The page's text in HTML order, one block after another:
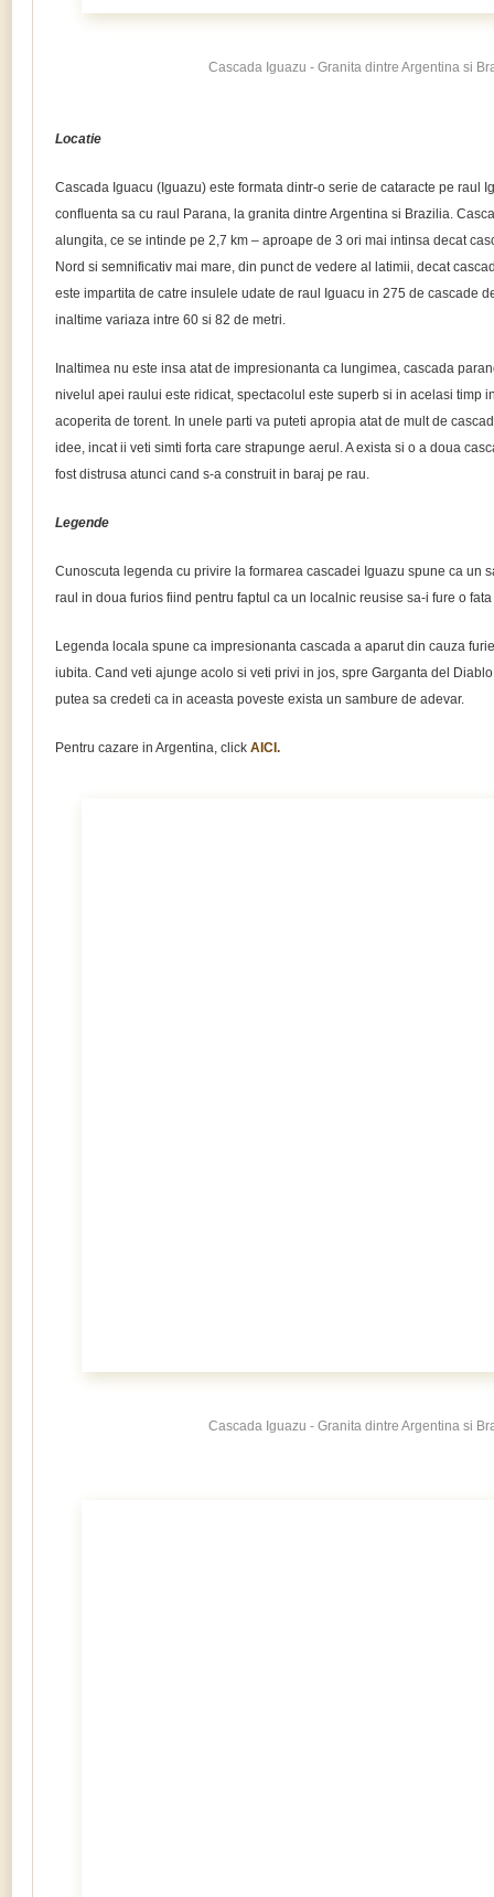
Cascada Iguazu - Granita dintre Argentina si
Locatie
Cascada Iguacu (Iguazu) este formata dintr-o serie de cataracte pe raul
confluenta sa cu raul Parana, la granita dintre Argentina si Brazilia.
alungita, ce se intinde pe 2,7 km – aproape de 3 ori mai intinsa decat
Nord si semnificativ mai mare, din punct de vedere al latimii, decat
este impartita de catre insulele udate de raul Iguacu in 275 de cascade
inaltime variaza intre 60 si 82 de metri.
Inaltimea nu este insa atat de impresionanta ca lungimea, cascada
nivelul apei raului este ridicat, spectacolul este superb si in acelasi timp
acoperita de torent. In unele parti va puteti apropia atat de mult de
idee, incat ii veti simti forta care strapunge aerul. A exista si o a doua
fost distrusa atunci cand s-a construit in baraj pe rau.
Legende
Cunoscuta legenda cu privire la formarea cascadei Iguazu spune ca un
raul in doua furios fiind pentru faptul ca un localnic reusise sa-i fure o
Legenda locala spune ca impresionanta cascada a aparut din cauza
iubita. Cand veti ajunge acolo si veti privi in jos, spre Garganta del
putea sa credeti ca in aceasta poveste exista un sambure de adevar.
Pentru cazare in Argentina, click AICI.
Cascada Iguazu - Granita dintre Argentina si